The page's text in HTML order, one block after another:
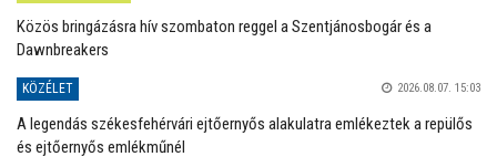
Közös bringázásra hív szombaton reggel a Szentjánosbogár és a
Dawnbreakers
KÖZÉLET 2026.08.07. 15:03
A legendás székesfehérvári ejtőernyős alakulatra emlékeztek a repülős
és ejtőernyős emlékműnél